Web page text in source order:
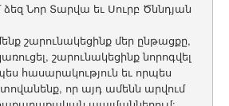
ձեզ Նոր Տարվա եւ Սուրբ Ծննդյան
շարունակեցինք մեր ընթացքը,
շարունակեցինք նորոգվել
հասարակություն եւ որպես
որ այդ ամենն արվում